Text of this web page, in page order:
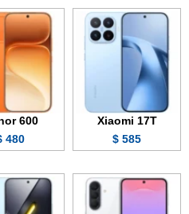
Xiaomi 17T
585 $
600
480 $